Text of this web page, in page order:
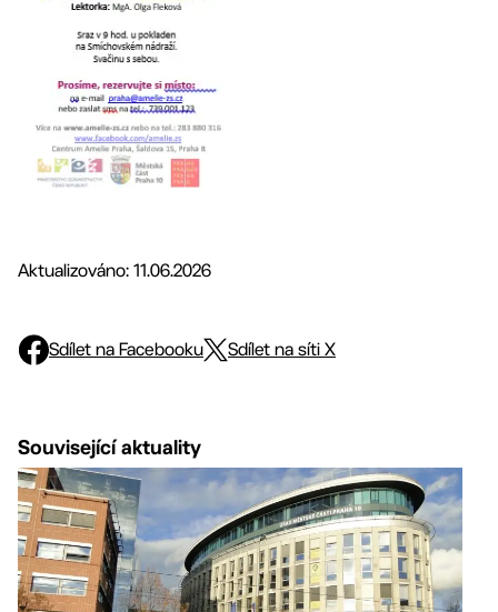
Aktualizováno: 11.06.2026
Sdílet na Facebooku Sdílet na síti X
Související aktuality